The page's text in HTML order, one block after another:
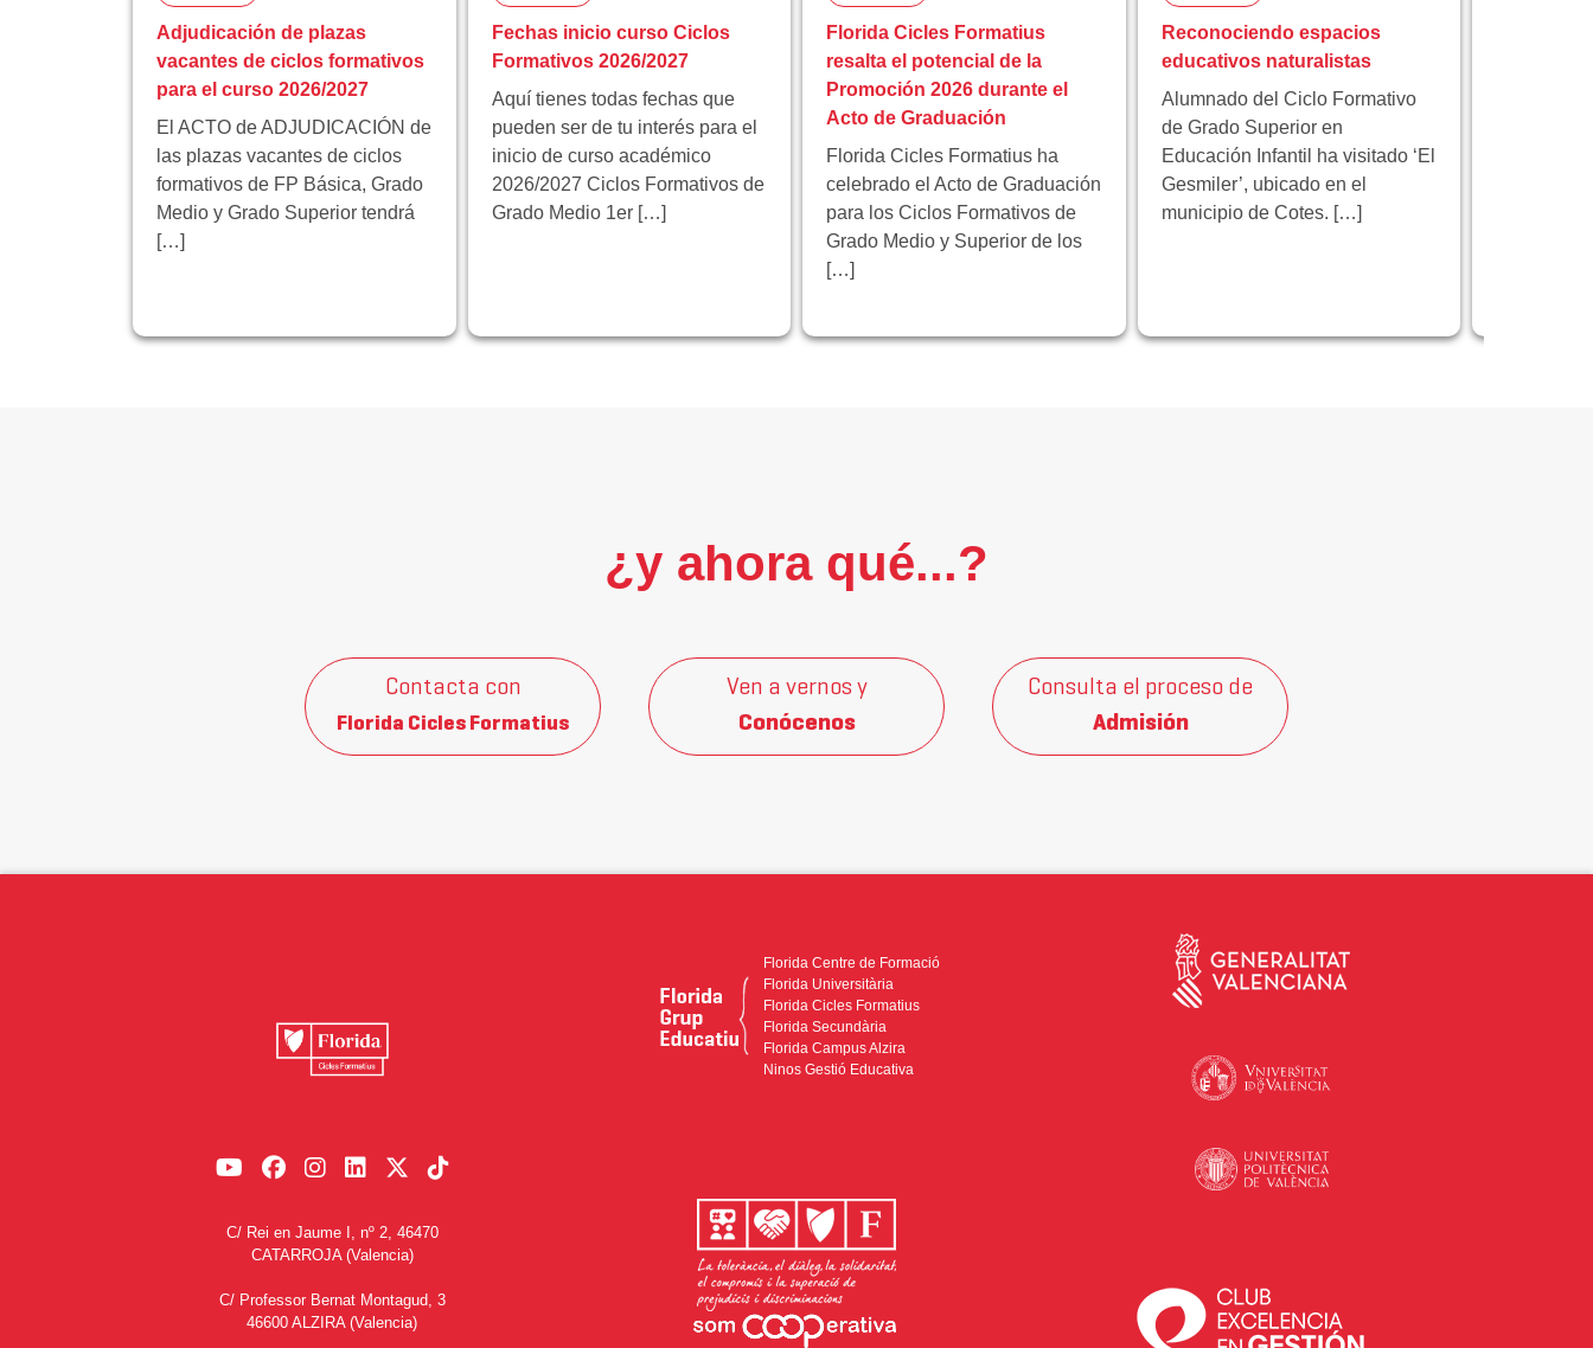
Adjudicación de plazas
vacantes de ciclos formativos
para el curso 2026/2027
El ACTO de ADJUDICACIÓN de
las plazas vacantes de ciclos
formativos de FP Básica, Grado
Medio y Grado Superior tendrá
[…]
Fechas inicio curso Ciclos
Formativos 2026/2027
Aquí tienes todas fechas que
pueden ser de tu interés para el
inicio de curso académico
2026/2027 Ciclos Formativos de
Grado Medio 1er […]
Florida Cicles Formatius
resalta el potencial de la
Promoción 2026 durante el
Acto de Graduación
Florida Cicles Formatius ha
celebrado el Acto de Graduación
para los Ciclos Formativos de
Grado Medio y Superior de los
[…]
Reconociendo espacios
educativos naturalistas
Alumnado del Ciclo Formativo
de Grado Superior en
Educación Infantil ha visitado ‘El
Gesmiler’, ubicado en el
municipio de Cotes. […]
¿y ahora qué...?
Contacta con
Florida Cicles Formatius
Ven a vernos y
Conócenos
Consulta el proceso de
Admisión
C/ Rei en Jaume I, nº 2, 46470
CATARROJA (Valencia)
C/ Professor Bernat Montagud, 3
46600 ALZIRA (Valencia)
Florida Centre de Formació
Florida Universitària
Florida Cicles Formatius
Florida Secundària
Florida Campus Alzira
Ninos Gestió Educativa